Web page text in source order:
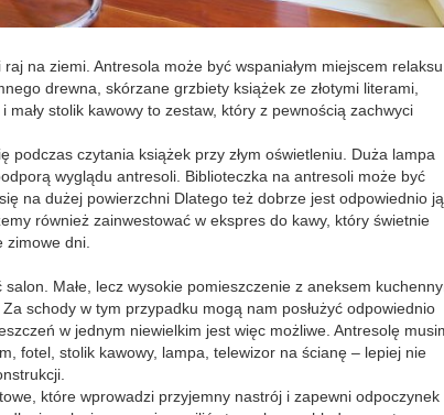
na ziemi. Antresola może być wspaniałym miejscem relaksu
drewna, skórzane grzbiety książek ze złotymi literami,
stolik kawowy to zestaw, który z pewnością zachwyci
czytania książek przy złym oświetleniu. Duża lampa
wyglądu antresoli. Biblioteczka na antresoli może być
na dużej powierzchni Dlatego też dobrze jest odpowiednio ją
również zainwestować w ekspres do kawy, który świetnie
zimowe dni.
Małe, lecz wysokie pomieszczenie z aneksem
schody w tym przypadku mogą nam posłużyć odpowiednio
w jednym niewielkim jest więc możliwe. Antresolę
fotel, stolik kawowy, lampa, telewizor na ścianę – lepiej nie
które wprowadzi przyjemny nastrój i zapewni odpoczynek